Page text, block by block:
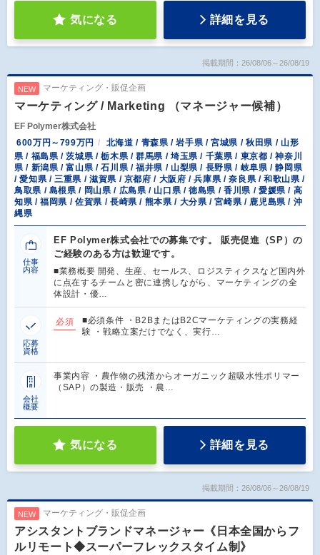
気になる 詳細を見る
掲載期間：26/08/06～26/08/19
NEW マーケティング・販促企画
マーケティング / Marketing （マネージャー候補）
EF Polymer株式会社
600万円～799万円
北海道 / 青森県 / 岩手県 / 宮城県 / 秋田県 / 山形
県 / 福島県 / 茨城県 / 栃木県 / 群馬県 / 埼玉県 / 千葉県 / 東京都 / 神奈川
県 / 新潟県 / 富山県 / 石川県 / 福井県 / 山梨県 / 長野県 / 岐阜県 / 静岡県
/ 愛知県 / 三重県 / 滋賀県 / 京都府 / 大阪府 / 兵庫県 / 奈良県 / 和歌山県 /
鳥取県 / 島根県 / 岡山県 / 広島県 / 山口県 / 徳島県 / 香川県 / 愛媛県 / 高
知県 / 福岡県 / 佐賀県 / 長崎県 / 熊本県 / 大分県 / 宮崎県 / 鹿児島県 / 沖
縄県
仕事
内容
EF Polymer株式会社での募集です。 販売促進（SP）の
ご経験のある方は歓迎です。
■業務概要 開発、生産、セールス、ロジスティクスなど国内外
に点在するチームと密に連携しながら、マーケティングの全
体設計・優…
応募
資格
必須
■必須条件 ・B2BまたはB2Cマーケティングの実務経
験 ・戦略立案だけでなく、実行…
会社
概要
事業内容 ・農作物の残渣からオーガニック超吸水性ポリマー
（SAP）の製造・販売 ・農…
気になる 詳細を見る
掲載期間：26/08/06～26/08/19
NEW マーケティング・販促企画
アシスタントブランドマネージャー《日本全国からフ
ルリモート◆スーパーフレックスタイム制》